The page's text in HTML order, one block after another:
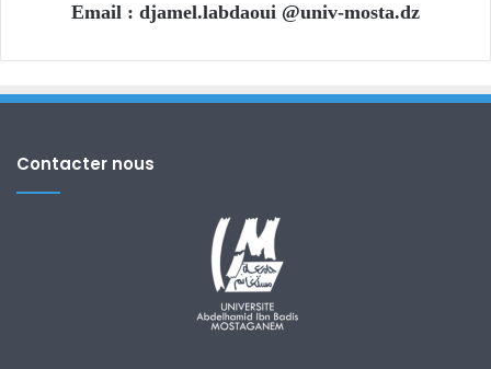
Email : djamel.labdaoui @univ-mosta.dz
Contacter nous